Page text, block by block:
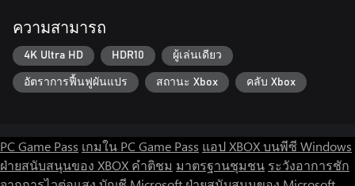
every engine roar, and enjoy gameplay that’s smooth, satisfying,
🚀 WHY YOU’LL LOVE CLIMB UP HILL
between tasks ⏰, Climb Up Hill delivers the perfect dose of fun,
challenge, and excitement.
Each hill conquered feels like a victory 🥇, each car unlocked feels
like a reward 🏁, and every crazy jump will make you smile 😄 (or
ความสามารถ
4K Ultra HD HDR10 ผู้เล่นเดียว
อัตราการฟื้นฟูผันแปร สถานะ Xbox คลับ Xbox
PC Game Pass เกมใน PC Game Pass แอป XBOX บนพีซี Windows
ฝ่ายสนับสนุนของ XBOX คำติชม มาตรฐานชุมชน ระวังอาการชัก